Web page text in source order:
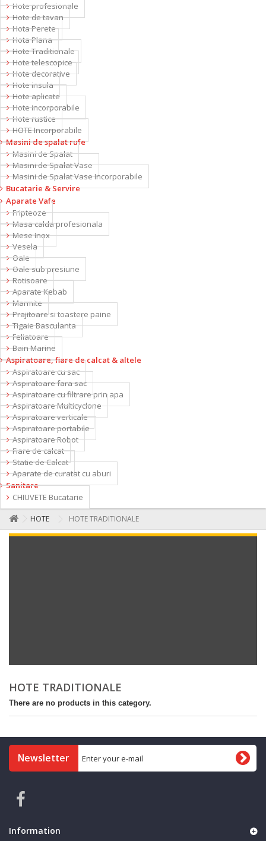
Hote profesionale
Hote de tavan
Hota Perete
Hota Plana
Hote Traditionale
Hote telescopice
Hote decorative
Hote insula
Hote aplicate
Hote incorporabile
Hote rustice
HOTE Incorporabile
Masini de spalat rufe
Masini de Spalat
Masini de Spalat Vase
Masini de Spalat Vase Incorporabile
Bucatarie & Servire
Aparate Vafe
Fripteoze
Masa calda profesionala
Mese Inox
Vesela
Oale
Oale sub presiune
Rotisoare
Aparate Kebab
Marmite
Prajitoare si toastere paine
Tigaie Basculanta
Feliatoare
Bain Marine
Aspiratoare, fiare de calcat & altele
Aspiratoare cu sac
Aspiratoare fara sac
Aspiratoare cu filtrare prin apa
Aspiratoare Multicyclone
Aspiratoare verticale
Aspiratoare portabile
Aspiratoare Robot
Fiare de calcat
Statie de Calcat
Aparate de curatat cu aburi
Sanitare
CHIUVETE Bucatarie
HOTE HOTE TRADITIONALE
HOTE TRADITIONALE
There are no products in this category.
Newsletter
Information